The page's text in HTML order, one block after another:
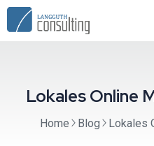
Lokales Online
Home Blog Lokales